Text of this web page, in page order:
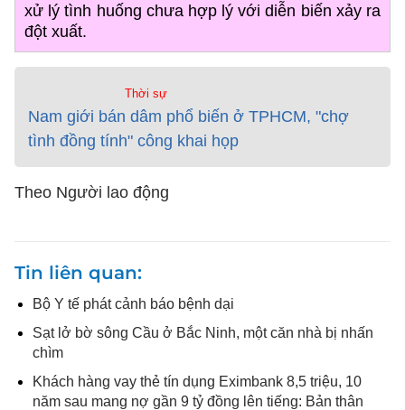
xử lý tình huống chưa hợp lý với diễn biến xảy ra
đột xuất.
Thời sự
Nam giới bán dâm phổ biến ở TPHCM, "chợ
tình đồng tính" công khai họp
Theo Người lao động
Tin liên quan
Bộ Y tế phát cảnh báo bệnh dại
Sạt lở bờ sông Cầu ở Bắc Ninh, một căn nhà bị nhấn
chìm
Khách hàng vay thẻ tín dụng Eximbank 8,5 triệu, 10
năm sau mang nợ gần 9 tỷ đồng lên tiếng: Bản thân